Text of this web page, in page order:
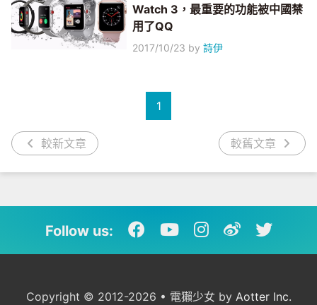
Watch 3，最重要的功能被中國禁
用了QQ
2017/10/23 by詩伊
較新文章
1
較舊文章
Follow us:
Copyright © 2012-2026 • 電獺少女 by Aotter Inc.